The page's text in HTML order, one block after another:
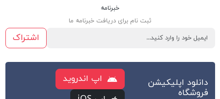
خبرنامه
ثبت نام برای دریافت خبرنامه ما
اشتراک
دانلود اپلیکیشن
فروشگاه
اپ اندروید